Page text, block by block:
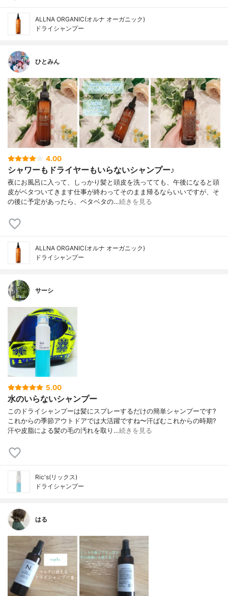
ALLNA ORGANIC(オルナ オーガニック)
ドライシャンプー
ひとみん
4.00
シャワーもドライヤーもいらないシャンプー♪
夜にお風呂に入って、しっかり髪と頭皮を洗ってても、午後になると頭
皮がベタついてきます仕事が終わってそのまま帰るならいいですが、そ
の後に予定があったら、ベタベタの…続きを見る
ALLNA ORGANIC(オルナ オーガニック)
ドライシャンプー
サーシ
5.00
水のいらないシャンプー
このドライシャンプーは髪にスプレーするだけの簡単シャンプーです?
これからの季節アウトドアでは大活躍ですね〜汗ばむこれからの時期?
汗や皮脂による髪の毛の汚れを取り…続きを見る
Ric's(リックス)
ドライシャンプー
はる